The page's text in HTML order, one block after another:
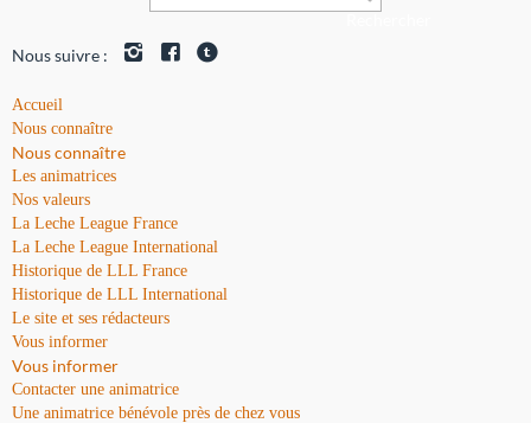
Nous suivre :
Accueil
Nous connaître
Nous connaître
Les animatrices
Nos valeurs
La Leche League France
La Leche League International
Historique de LLL France
Historique de LLL International
Le site et ses rédacteurs
Vous informer
Vous informer
Contacter une animatrice
Une animatrice bénévole près de chez vous